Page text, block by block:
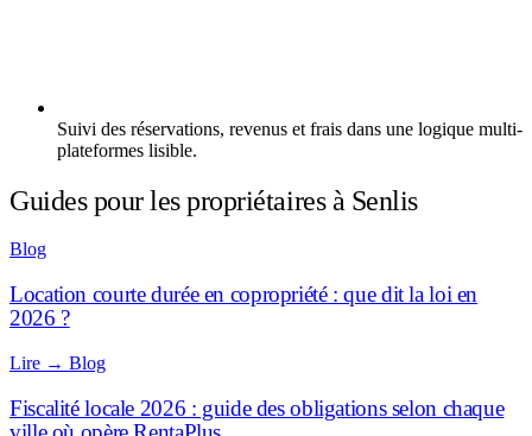
Suivi des réservations, revenus et frais dans une logique multi-
plateformes lisible.
Guides pour les propriétaires à Senlis
Blog
Location courte durée en copropriété : que dit la loi en
2026 ?
Lire → Blog
Fiscalité locale 2026 : guide des obligations selon chaque